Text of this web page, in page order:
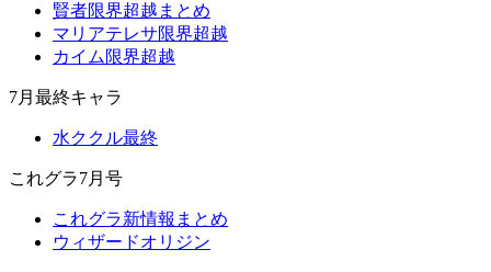
賢者限界超越まとめ
マリアテレサ限界超越
カイム限界超越
7月最終キャラ
水ククル最終
これグラ7月号
これグラ新情報まとめ
ウィザードオリジン